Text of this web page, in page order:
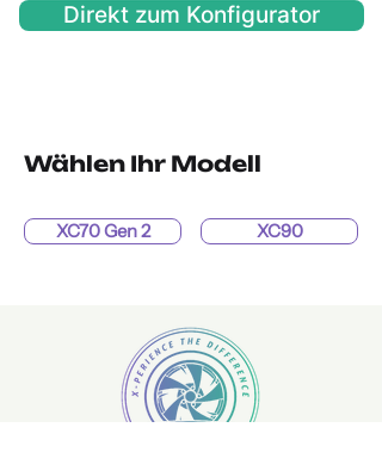
Direkt zum Konfigurator
Wählen Ihr Modell
XC70 Gen 2 XC90